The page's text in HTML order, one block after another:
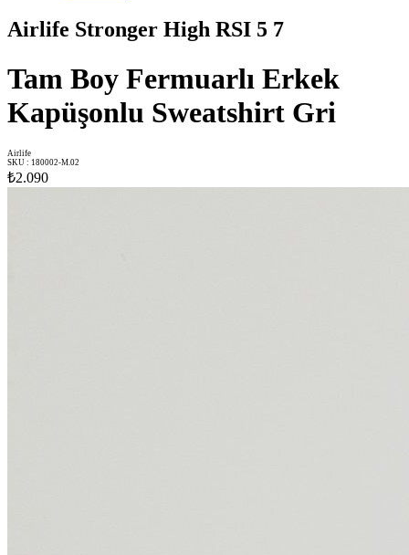
Airlife Stronger High RSI 5 7
Tam Boy Fermuarlı Erkek
Kapüşonlu Sweatshirt Gri
Airlife
SKU : 180002-M.02
₺2.090